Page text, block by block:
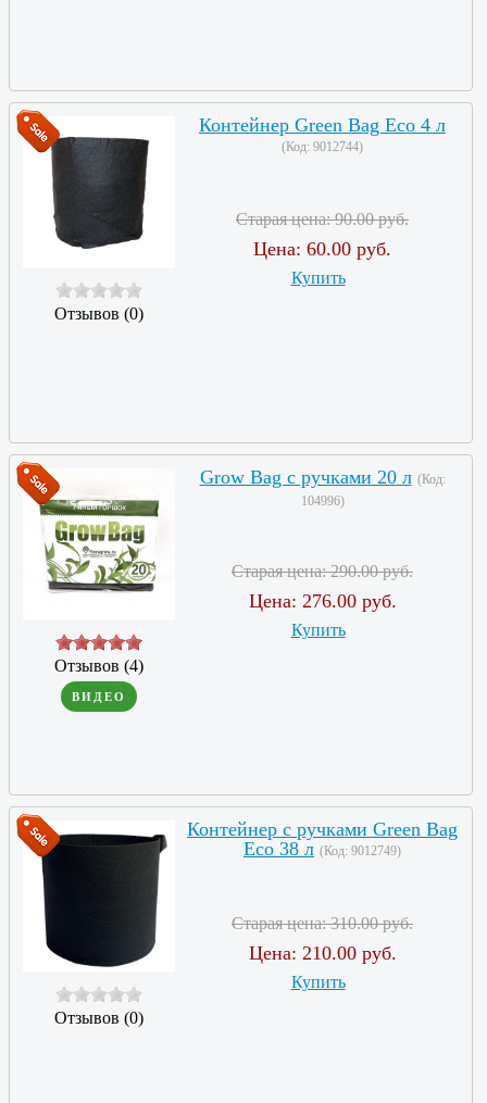
Отзывов (0)
Контейнер Green Bag Eco 4 л
(Код: 9012744)
Старая цена:90.00 руб.
Цена: 60.00 руб.
Купить
Отзывов (4)
ВИДЕО
Grow Bag с ручками 20 л (Код:
104996)
Старая цена:290.00 руб.
Цена: 276.00 руб.
Купить
Отзывов (0)
Контейнер с ручками Green Bag
Eco 38 л (Код: 9012749)
Старая цена:310.00 руб.
Цена: 210.00 руб.
Купить